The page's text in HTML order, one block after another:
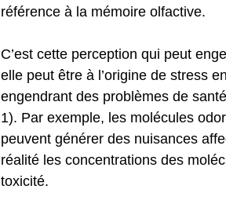
référence à la mémoire olfactive.
C’est cette perception qui peut
elle peut être à l’origine de stress
engendrant des problèmes de
1). Par exemple, les molécules
peuvent générer des nuisances
réalité les concentrations des
toxicité.